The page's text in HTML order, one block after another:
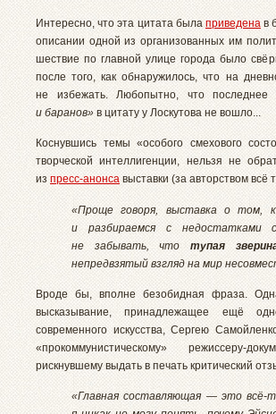
Интересно, что эта цитата была приведенав
описании одной из организованных им
шествие по главной улице города было
после того, как обнаружилось, что на
не избежать. Любопытно, что
и баранов» в цитату у Лоскутова не вошло...
Коснувшись темы «особого смехового
творческой интеллигенции, нельзя не
из пресс-анонсавыставки (за авторством всё
«Проще говоря, выставка о том,
и разбираемся с недостатками
не забывать, чтотупая
непредвзятый взгляд на мир
Вроде бы, вполне безобидная фраза.
высказывание, принадлежащее ещё
современного искусства, Сергею
«прокоммунистическому» режиссеру-
рискнувшему выдать в печать критический
«Главная составляющая — это всё-